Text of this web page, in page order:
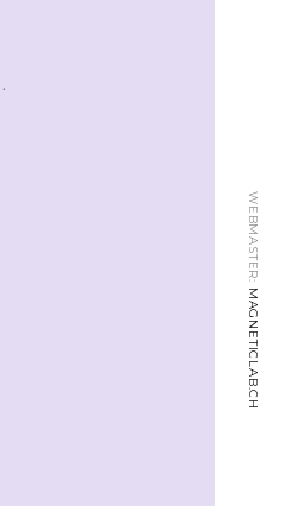
WEBMASTER:
MAGNETICLAB.CH
.